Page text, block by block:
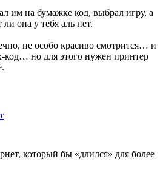
им на бумажке код, выбрал игру, а
она у тебя аль нет.
не особо красиво смотрится… и
но для этого нужен принтер
который бы «длился» для более